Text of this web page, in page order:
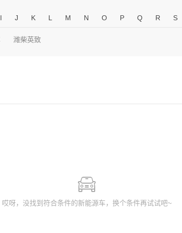
I J K L M N O P Q R S
潍柴英致
哎呀，没找到符合条件的新能源车，换个条件再试试吧~